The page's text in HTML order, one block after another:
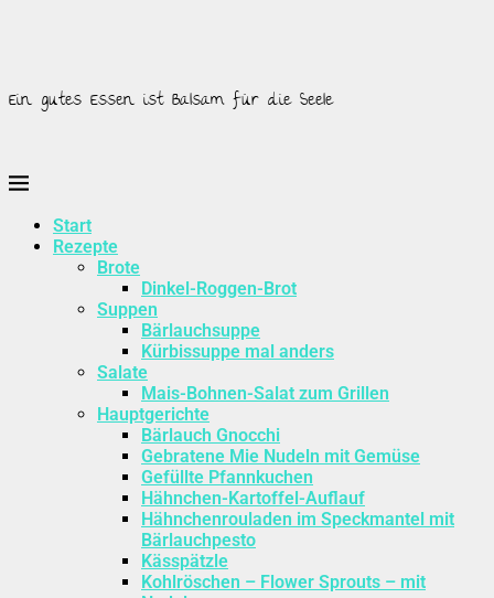
Ein gutes Essen ist Balsam für die Seele
Start
Rezepte
Brote
Dinkel-Roggen-Brot
Suppen
Bärlauchsuppe
Kürbissuppe mal anders
Salate
Mais-Bohnen-Salat zum Grillen
Hauptgerichte
Bärlauch Gnocchi
Gebratene Mie Nudeln mit Gemüse
Gefüllte Pfannkuchen
Hähnchen-Kartoffel-Auflauf
Hähnchenrouladen im Speckmantel mit
Bärlauchpesto
Kässpätzle
Kohlröschen – Flower Sprouts – mit